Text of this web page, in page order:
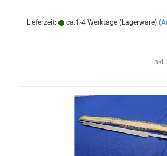
Lieferzeit: ca.1-4 Werktage (Lagerware)
inkl.